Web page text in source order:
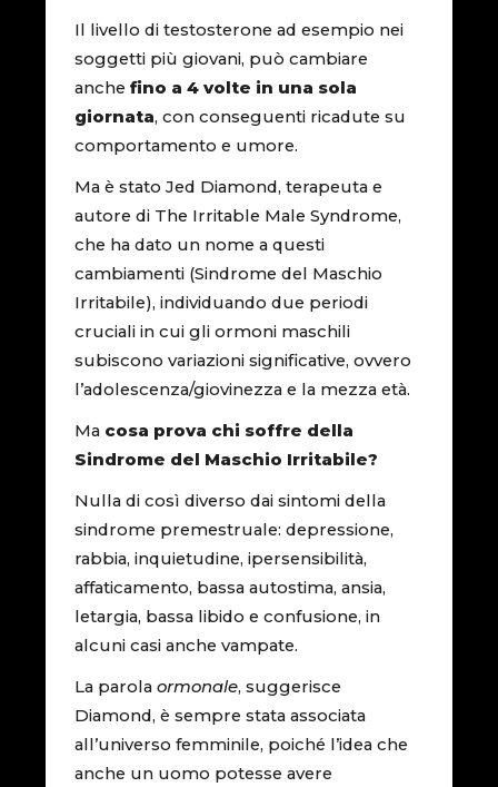
Il livello di testosterone ad esempio nei
soggetti più giovani, può cambiare
anchefino a 4 volte in una sola
giornata, con conseguenti ricadute su
comportamento e umore.
Ma è stato Jed Diamond, terapeuta e
autore di The Irritable Male Syndrome,
che ha dato un nome a questi
cambiamenti (Sindrome del Maschio
Irritabile), individuando due periodi
cruciali in cui gli ormoni maschili
subiscono variazioni significative, ovvero
l’adolescenza/giovinezza e la mezza età.
Ma cosa prova chi soffre della
Sindrome del Maschio Irritabile?
Nulla di così diverso dai sintomi della
sindrome premestruale: depressione,
rabbia, inquietudine, ipersensibilità,
affaticamento, bassa autostima, ansia,
letargia, bassa libido e confusione, in
alcuni casi anche vampate.
La parolaormonale, suggerisce
Diamond, è sempre stata associata
all’universo femminile, poiché l’idea che
anche un uomo potesse avere